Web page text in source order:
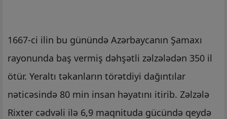
1667-ci ilin bu günündə Azərbaycanın Şamaxı
rayonunda baş vermiş dəhşətli zəlzələdən 350 il
ötür. Yeraltı təkanların törətdiyi dağıntılar
nəticəsində 80 min insan həyatını itirib. Zəlzələ
Rixter cədvəli ilə 6,9 maqnituda gücündə qeydə